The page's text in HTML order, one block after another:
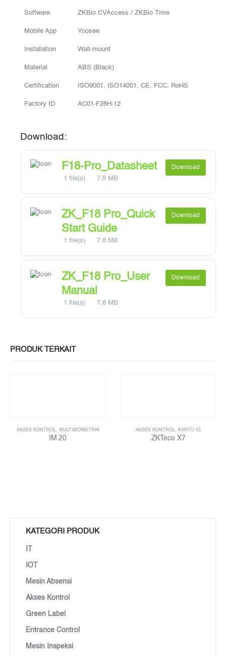
Software ZKBio CVAccess / ZKBio Time
Mobile App Yoosee
Installation Wall-mount
Material ABS (Black)
Certification ISO9001, ISO14001, CE, FCC, RoHS
Factory ID AC01-F28H-12
Download:
F18-Pro_Datasheet
1 file(s) 7.8 MB
Download
ZK_F18 Pro_Quick
Start Guide
1 file(s) 7.8 MB
Download
ZK_F18 Pro_User
Manual
1 file(s) 7.8 MB
Download
PRODUK TERKAIT
AKSES KONTROL, MULTIBIOMETRIK
IM 20
AKSES KONTROL, KARTU ID
ZKTeco X7
KATEGORI PRODUK
IOT
Mesin Absensi
Akses Kontrol
Green Label
Entrance Control
Mesin Inspeksi